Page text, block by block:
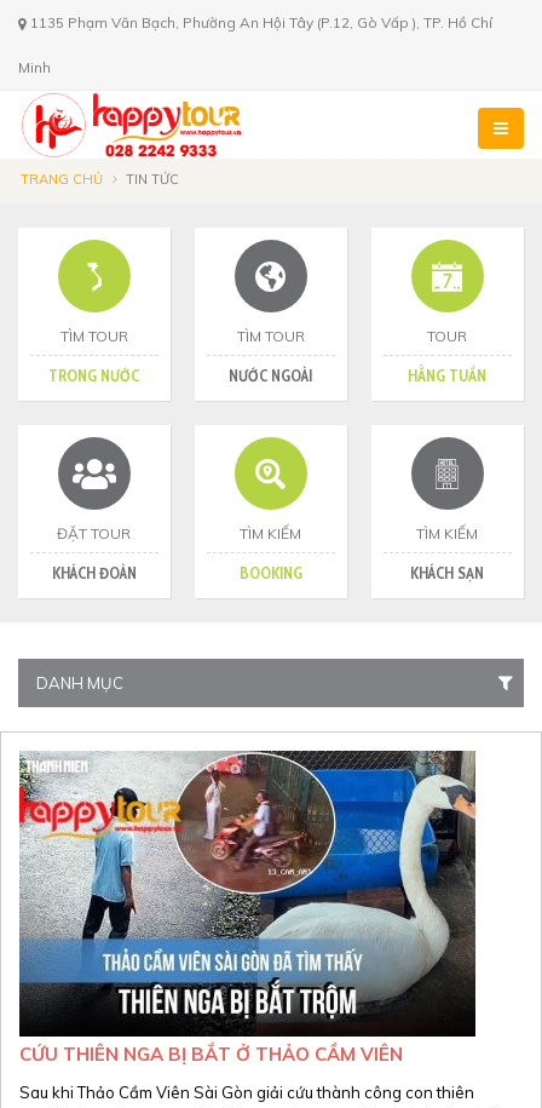
1135 Phạm Văn Bạch, Phường An Hội Tây (P.12, Gò Vấp ), TP. Hồ Chí
Minh
TRANG CHỦ TIN TỨC
TÌM TOUR
TRONG NƯỚC
TÌM TOUR
NƯỚC NGOÀI
TOUR
HẰNG TUẦN
ĐẶT TOUR
KHÁCH ĐOÀN
TÌM KIẾM
BOOKING
TÌM KIẾM
KHÁCH SẠN
DANH MỤC
CỨU THIÊN NGA BỊ BẮT Ở THẢO CẦM VIÊN
Sau khi Thảo Cầm Viên Sài Gòn giải cứu thành công con thiên